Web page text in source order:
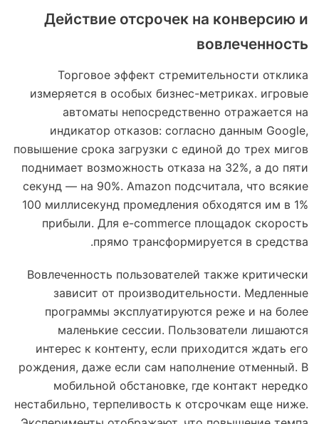
Действие отсрочек на конверсию и
вовлеченность
Торговое эффект стремительности отклика
измеряется в особых бизнес-метриках. игровые
автоматы непосредственно отражается на
индикатор отказов: согласно данным Google,
повышение срока загрузки с единой до трех мигов
поднимает возможность отказа на 32%, а до пяти
секунд — на 90%. Amazon подсчитала, что всякие
100 миллисекунд промедления обходятся им в 1%
прибыли. Для e-commerce площадок скорость
прямо трансформируется в средства.
Вовлеченность пользователей также критически
зависит от производительности. Медленные
программы эксплуатируются реже и на более
маленькие сессии. Пользователи лишаются
интерес к контенту, если приходится ждать его
рождения, даже если сам наполнение отменный. В
мобильной обстановке, где контакт нередко
нестабильно, терпеливость к отсрочкам еще ниже.